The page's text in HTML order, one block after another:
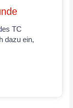
TC
dazu ein,